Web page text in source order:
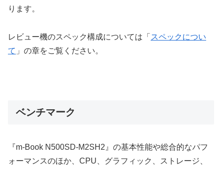
ります。
レビュー機のスペック構成については「 スペックについ
て 」の章をご覧ください。
ベンチマーク
『m-Book N500SD-M2SH2』の基本性能や総合的なパフ
ォーマンスのほか、CPU、グラフィック、ストレージ、